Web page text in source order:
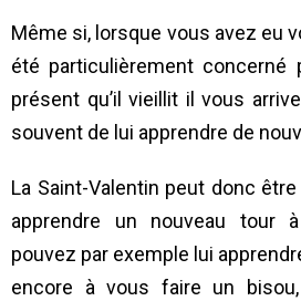
Même si, lorsque vous avez eu
été particulièrement concerné
présent qu’il vieillit il vous
souvent de lui apprendre de
La Saint-Valentin peut donc
apprendre un nouveau tour
pouvez par exemple lui
encore à vous faire un